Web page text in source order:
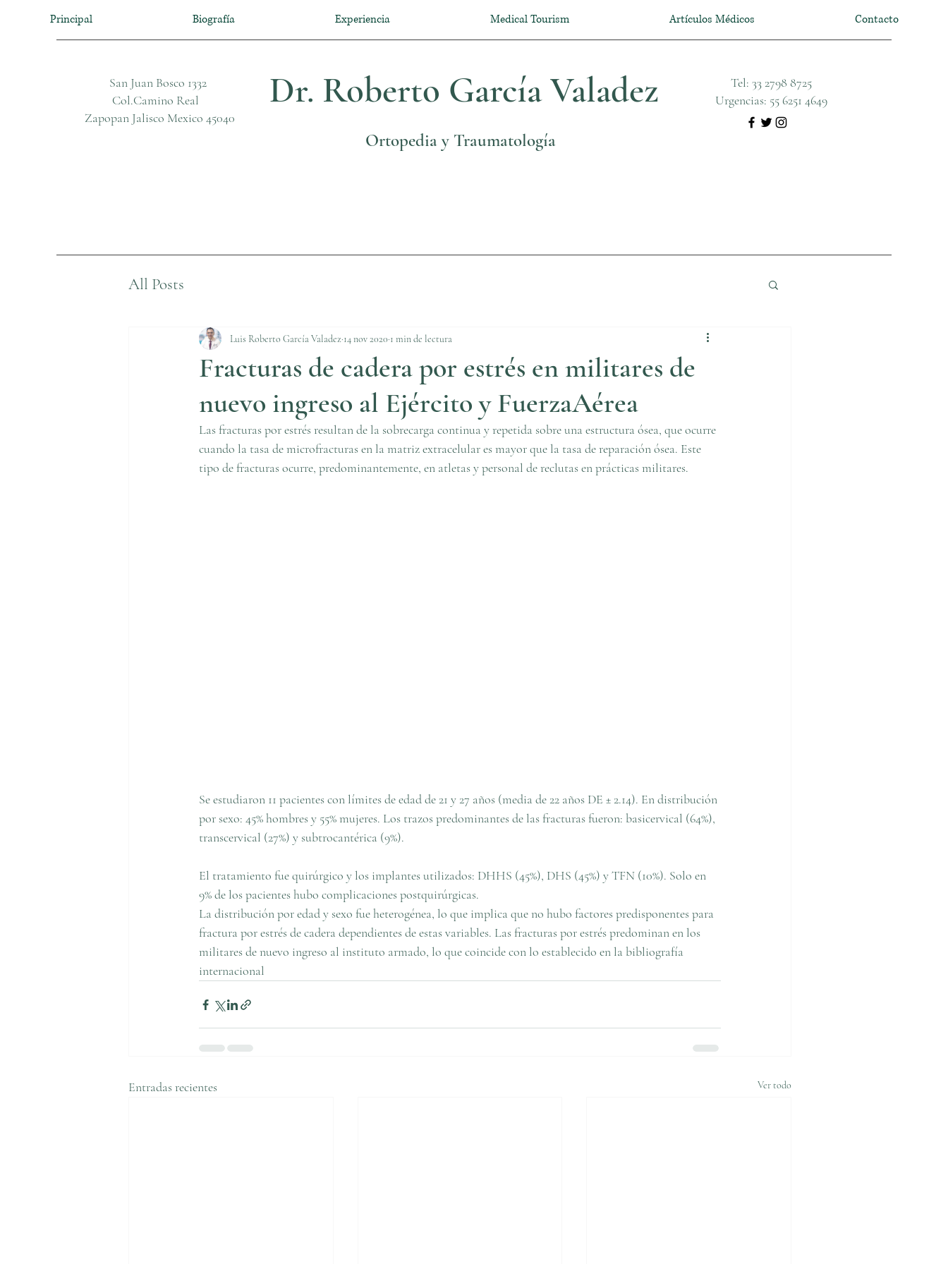
Principal Biografía Experiencia Medical Tourism Artículos Médicos Contacto
San Juan Bosco 1332
Col.Camino Real
Zapopan Jalisco Mexico 45040
Dr. Roberto García Valadez
Ortopedia y Traumatología
Tel: 33 2798 8725
Urgencias: 55 6251 4649
All Posts
Fracturas de cadera por estrés en militares de
nuevo ingreso al Ejército y FuerzaAérea
Luis Roberto García Valadez 14 nov 2020 1 min de lectura
Las fracturas por estrés resultan de la sobrecarga continua y repetida sobre una estructura ósea, que ocurre
cuando la tasa de microfracturas en la matriz extracelular es mayor que la tasa de reparación ósea. Este
tipo de fracturas ocurre, predominantemente, en atletas y personal de reclutas en prácticas militares.
Se estudiaron 11 pacientes con límites de edad de 21 y 27 años (media de 22 años DE ± 2.14). En distribución
por sexo: 45% hombres y 55% mujeres. Los trazos predominantes de las fracturas fueron: basicervical (64%),
transcervical (27%) y subtrocantérica (9%).
El tratamiento fue quirúrgico y los implantes utilizados: DHHS (45%), DHS (45%) y TFN (10%). Solo en
9% de los pacientes hubo complicaciones postquirúrgicas.
La distribución por edad y sexo fue heterogénea, lo que implica que no hubo factores predisponentes para
fractura por estrés de cadera dependientes de estas variables. Las fracturas por estrés predominan en los
militares de nuevo ingreso al instituto armado, lo que coincide con lo establecido en la bibliografía
internacional
Entradas recientes Ver todo